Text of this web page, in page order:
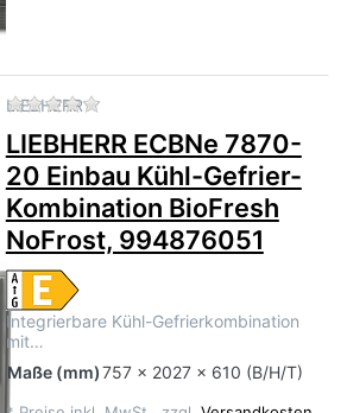
LIEBHERR Zu diesem Produkt liegen
LIEBHERR ECBNe 7870-
20 Einbau Kühl-Gefrier-
Kombination BioFresh
NoFrost, 994876051
Integrierbare Kühl-Gefrierkombination
mit…
Maße (mm)757 x 2027 x 610 (B/H/T)